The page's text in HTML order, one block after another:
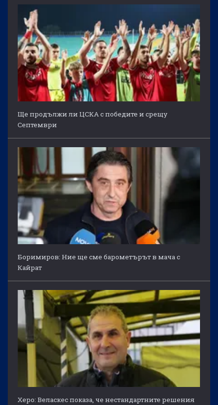
Ще продължи ли ЦСКА с победите и срещу
Септември
Боримиров: Ние ще сме барометърът в мача с
Кайрат
Херо: Веласкес показа, че нестандартните решения